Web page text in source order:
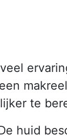
te
huid